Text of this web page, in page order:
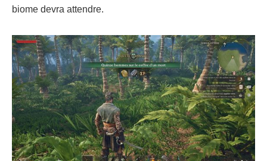
biome devra attendre.